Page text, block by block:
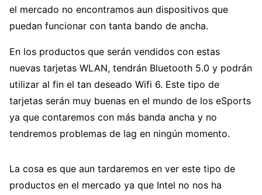
el mercado no encontramos aun dispositivos que
puedan funcionar con tanta bando de ancha.
En los productos que serán vendidos con estas
nuevas tarjetas WLAN, tendrán Bluetooth 5.0 y podrán
utilizar al fin el tan deseado Wifi 6. Este tipo de
tarjetas serán muy buenas en el mundo de los eSports
ya que contaremos con más banda ancha y no
tendremos problemas de lag en ningún momento.
La cosa es que aun tardaremos en ver este tipo de
productos en el mercado ya que Intel no nos ha